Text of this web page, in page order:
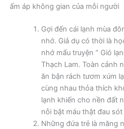
ấm áp không gian của mỗi người
Gợi đến cái lạnh mùa
nhớ. Giả dụ có thời là
nhớ mẩu truyện ” Gió
Thạch Lam. Toàn cảnh
ăn bận rách tươm xúm
cùng nhau thỏa thích
lạnh khiến cho nền đất
nỗi bật máu thật đau
Những đứa trẻ là măng